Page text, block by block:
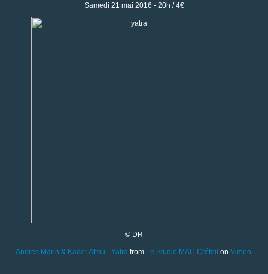
Samedi 21 mai 2016 - 20h / 4€
© DR
Andres Marin & Kader Attou - Yatrafrom Le Studio MAC Créteil on Vimeo.